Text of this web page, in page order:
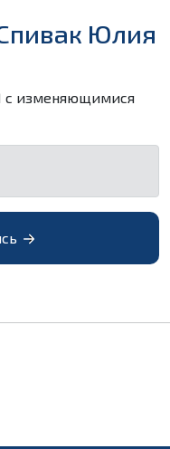
Юлия
с изменяющимися